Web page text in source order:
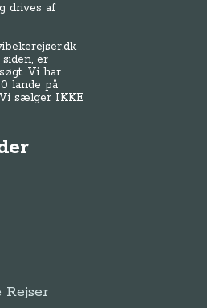
drives af
er
Vi har
lande på
sælger IKKE